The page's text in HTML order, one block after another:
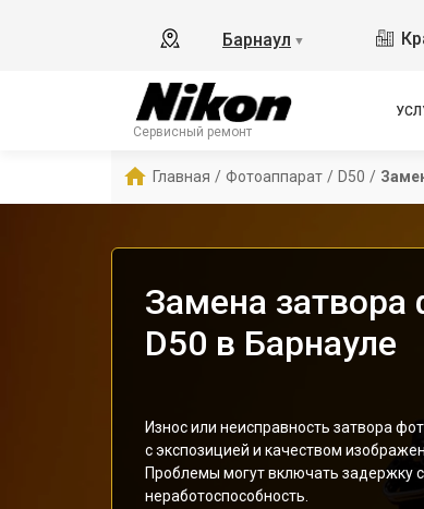
Барнаул ▼
Сервисный ремонт
Главная / Фотоаппарат / D50 /
Замена затвора
D50 в Барнауле
Износ или неисправность затвора
с экспозицией и качеством
Проблемы могут включать задержку
неработоспособность.